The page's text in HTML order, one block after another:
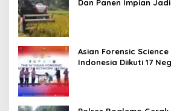
Dan Panen Impian
Asian Forensic
Indonesia Diikuti 17